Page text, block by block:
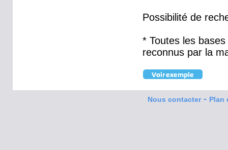
Possibilité de
* Toutes les
reconnus par la
Nous contacter- Plan